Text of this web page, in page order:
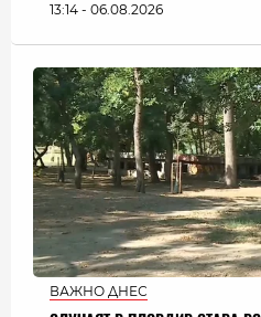
13:14 - 06.08.2026
ВАЖНО ДНЕС